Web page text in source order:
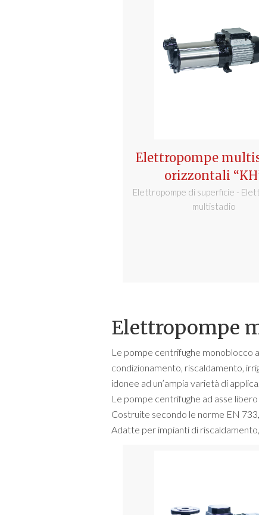
Elettropompe
orizzontali
Elettropompe di superficie -
multistadio
Elettropompe
Le pompe centrifughe monoblocco
condizionamento, riscaldamento,
idonee ad un’ampia varietà di
Le pompe centrifughe ad asse
Costruite secondo le norme EN
Adatte per impianti di